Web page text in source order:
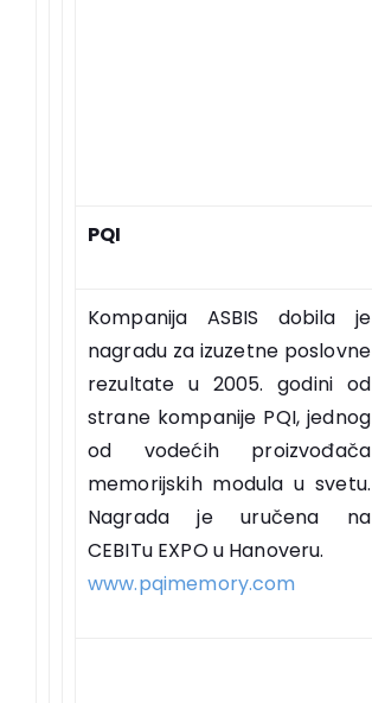
PQI
Kompanija ASBIS dobila je
nagradu za izuzetne poslovne
rezultate u 2005. godini od
strane kompanije PQI, jednog
od vodećih proizvođača
memorijskih modula u svetu.
Nagrada je uručena na
CEBITu EXPO u Hanoveru.
www.pqimemory.com